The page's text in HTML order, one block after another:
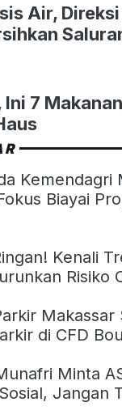
Air, Direksi
Ini 7
Kemendagri
Biayai
Kenali
Risiko
Makassar
di CFD
Minta
Jangan